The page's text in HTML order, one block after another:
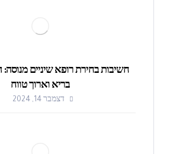
חשיבות בחירת רופא שיניים
בריא וארוך טווח
דצמבר 14, 2024